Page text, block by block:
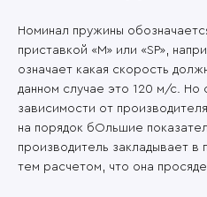
Номинал пружины
приставкой «M» или «SP»,
означает какая скорость
данном случае это 120 м/с. Но
зависимости от
на порядок бОльшие
производитель закладывает
тем расчетом, что она